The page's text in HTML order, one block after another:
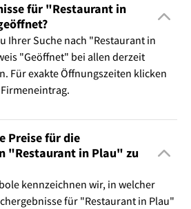
für "Restaurant in
Ihrer Suche nach "Restaurant in
"Geöffnet" bei allen derzeit
Für exakte Öffnungszeiten klicken
Preise für die
"Restaurant in Plau" zu
kennzeichnen wir, in welcher
für "Restaurant in Plau"